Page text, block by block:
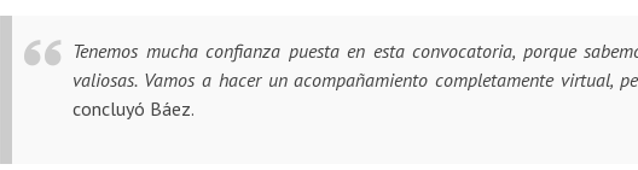
Tenemos mucha confianza puesta en esta convocatoria, porque
valiosas. Vamos a hacer un acompañamiento completamente virtual,
concluyó Báez.